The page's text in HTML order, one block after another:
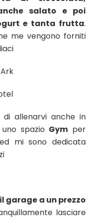
salato e poi
e tanta frutta.
me vengono forniti
allenarvi anche in
spazio Gymper
mi sono dedicata
garage a un prezzo
lasciare